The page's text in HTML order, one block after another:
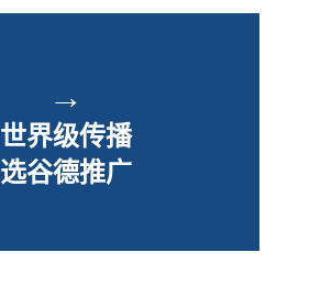
→
世界级传播
选谷德推广